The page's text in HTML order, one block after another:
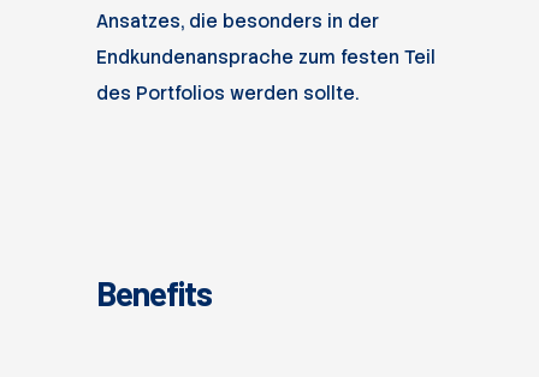
Ansatzes, die besonders in der
Endkundenansprache zum festen Teil
des Portfolios werden sollte.
Benefits